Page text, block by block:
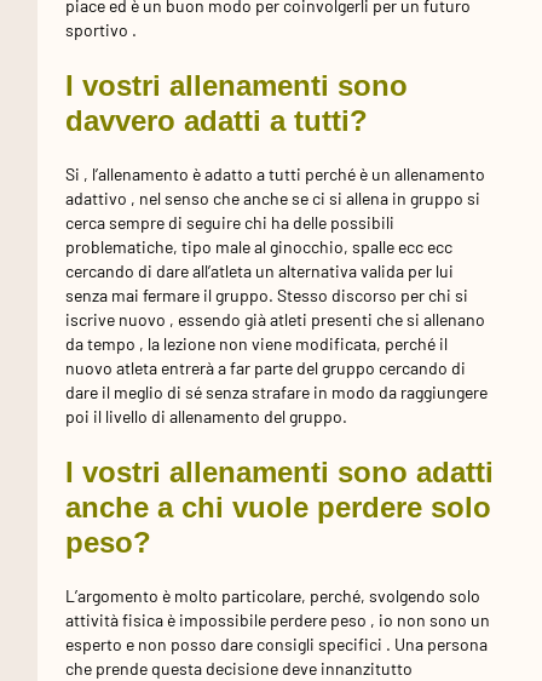
piace ed è un buon modo per coinvolgerli per un futuro
sportivo .
I vostri allenamenti sono
davvero adatti a tutti?
Si , l’allenamento è adatto a tutti perché è un allenamento
adattivo , nel senso che anche se ci si allena in gruppo si
cerca sempre di seguire chi ha delle possibili
problematiche, tipo male al ginocchio, spalle ecc ecc
cercando di dare all’atleta un alternativa valida per lui
senza mai fermare il gruppo. Stesso discorso per chi si
iscrive nuovo , essendo già atleti presenti che si allenano
da tempo , la lezione non viene modificata, perché il
nuovo atleta entrerà a far parte del gruppo cercando di
dare il meglio di sé senza strafare in modo da raggiungere
poi il livello di allenamento del gruppo.
I vostri allenamenti sono adatti
anche a chi vuole perdere solo
peso?
L’argomento è molto particolare, perché, svolgendo solo
attività fisica è impossibile perdere peso , io non sono un
esperto e non posso dare consigli specifici . Una persona
che prende questa decisione deve innanzitutto